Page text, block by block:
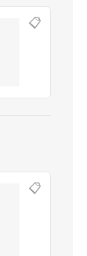
📋
📋